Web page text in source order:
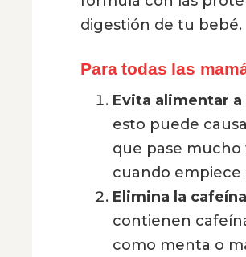
digestión de tu bebé.
Para todas las
Evita alimentar
esto puede
que pase
cuando empiece
Elimina la
contienen
como menta o